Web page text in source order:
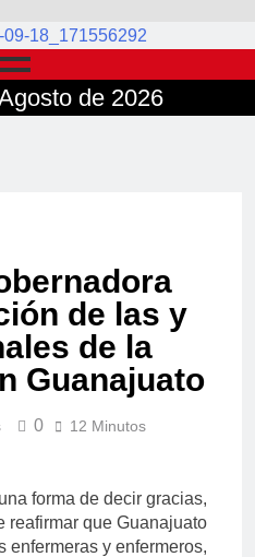
de 2026
de las y
de la
Guanajuato
0 12 Minutos
forma de decir gracias,
reafirmar que Guanajuato
enfermeras y enfermeros,